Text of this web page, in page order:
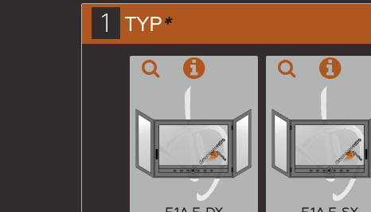
1 TYP*